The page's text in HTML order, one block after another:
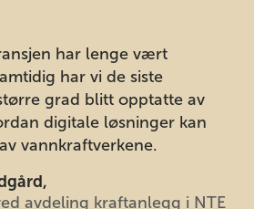
har lenge vært
har vi de siste
grad blitt opptatte av
digitale løsninger kan
vannkraftverkene.
avdeling kraftanlegg i NTE